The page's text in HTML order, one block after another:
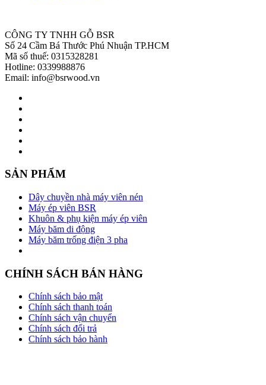
CÔNG TY TNHH GỖ BSR
Số 24 Cầm Bá Thước Phú Nhuận TP.HCM
Mã số thuế: 0315328281
Hotline: 0339988876
Email: info@bsrwood.vn
SẢN PHẨM
Dây chuyền nhà máy viên nén
Máy ép viên BSR
Khuôn & phụ kiện máy ép viên
Máy băm di động
Máy băm trống điện 3 pha
CHÍNH SÁCH BÁN HÀNG
Chính sách bảo mật
Chính sách thanh toán
Chính sách vận chuyển
Chính sách đổi trả
Chính sách bảo hành